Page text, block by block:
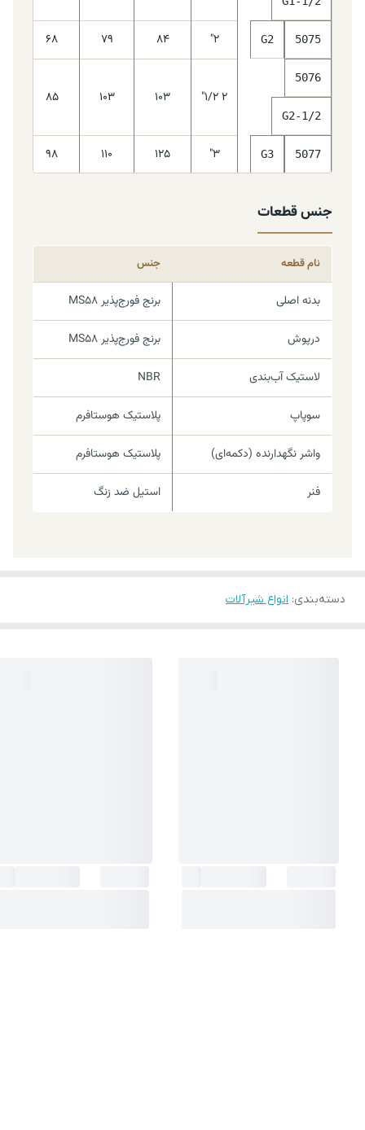
5075
G2
2"
84
79
68
5076
G2‑1/2
2 1/2"
103
103
85
5077
G3
3"
125
110
98
جنس قطعات
نام قطعه جنس
بدنه اصلی برنج فورج‌پذیر MS58
درپوش برنج فورج‌پذیر MS58
لاستیک آب‌بندی NBR
سوپاپ پلاستیک هوستافرم
واشر نگهدارنده (دکمه‌ای) پلاستیک هوستافرم
فنر استیل ضد زنگ
دسته‌بندی: انواع شیرآلات